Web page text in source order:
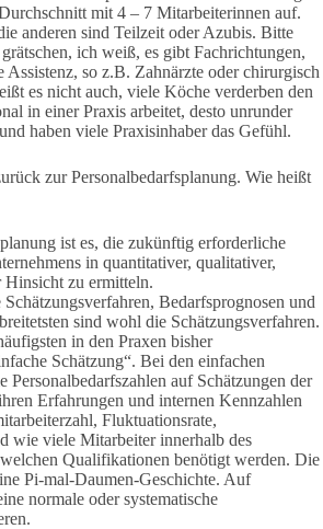
mit 4 – 7 Mitarbeiterinnen auf.
anderen sind Teilzeit oder Azubis. Bitte
ich weiß, es gibt Fachrichtungen,
Assistenz, so z.B. Zahnärzte oder chirurgisch
es nicht auch, viele Köche verderben den
in einer Praxis arbeitet, desto unrunder
haben viele Praxisinhaber das Gefühl.
zur Personalbedarfsplanung. Wie heißt
ist es, die zukünftig erforderliche
in quantitativer, qualitativer,
zu ermitteln.
Bedarfsprognosen und
sind wohl die Schätzungsverfahren.
in den Praxen bisher
Schätzung“. Bei den einfachen
Personalbedarfszahlen auf Schätzungen der
Erfahrungen und internen Kennzahlen
Fluktuationsrate,
wie viele Mitarbeiter innerhalb des
Qualifikationen benötigt werden. Die
Pi-mal-Daumen-Geschichte. Auf
normale oder systematische